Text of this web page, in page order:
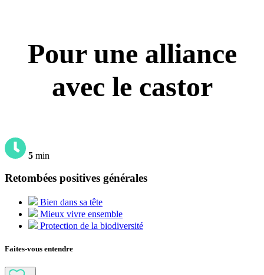
Pour une alliance
avec le castor
5 min
Retombées positives générales
Bien dans sa tête
Mieux vivre ensemble
Protection de la biodiversité
Faites-vous entendre